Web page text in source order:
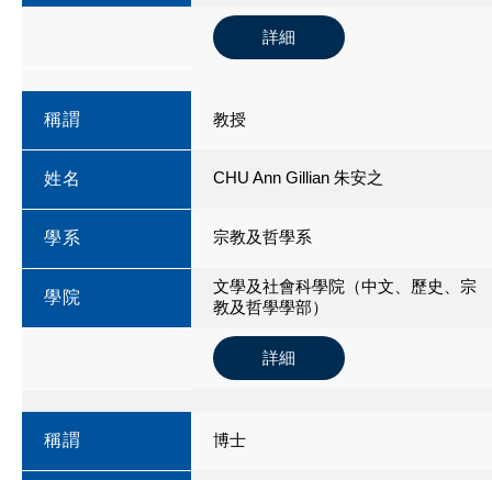
詳細
稱謂 教授
姓名 CHU Ann Gillian 朱安之
學系 宗教及哲學系
學院
文學及社會科學院（中文、歷史、宗
教及哲學學部）
詳細
稱謂 博士